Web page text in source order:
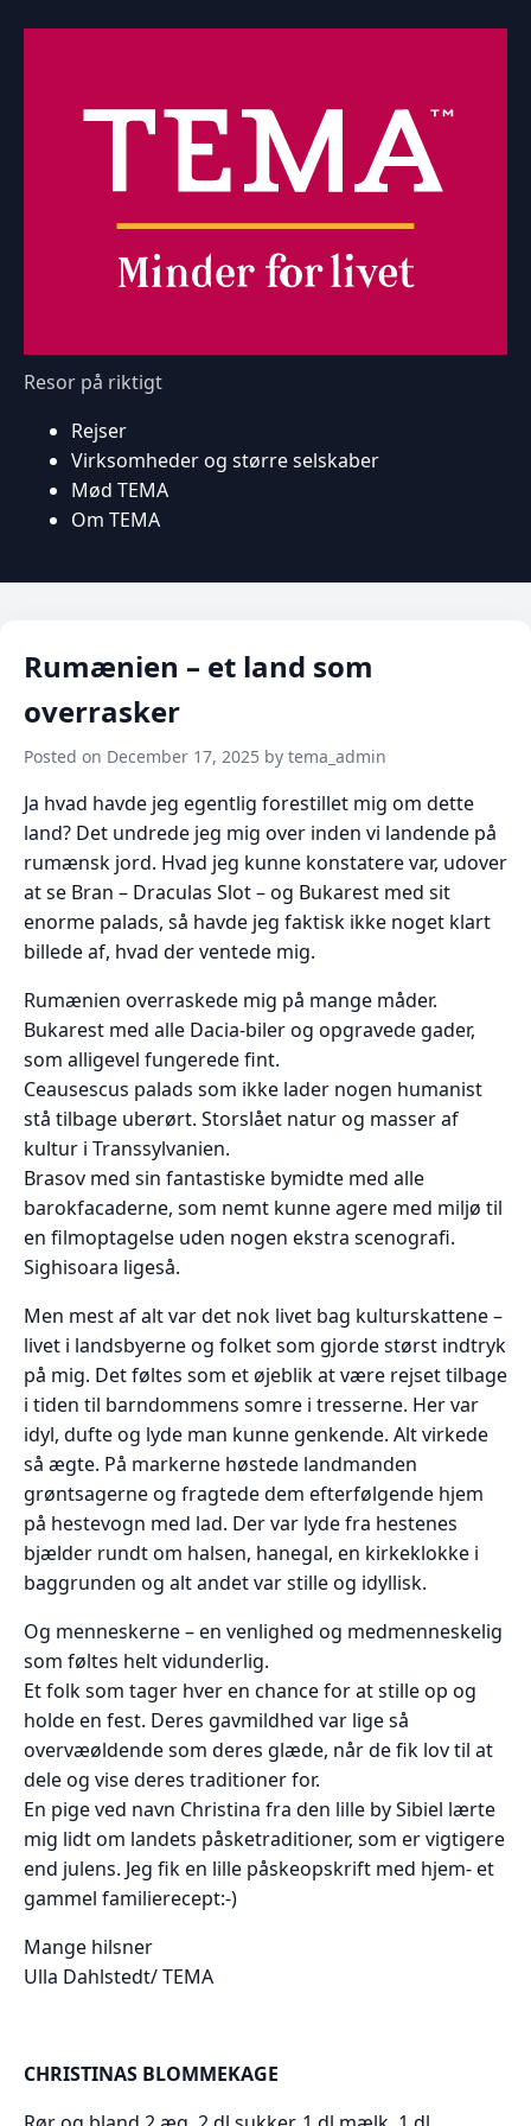
Resor på riktigt
Rejser
Virksomheder og større selskaber
Mød TEMA
Om TEMA
Rumænien – et land som
overrasker
Posted on December 17, 2025 by tema_admin
Ja hvad havde jeg egentlig forestillet mig om dette
land? Det undrede jeg mig over inden vi landende på
rumænsk jord. Hvad jeg kunne konstatere var, udover
at se Bran – Draculas Slot – og Bukarest med sit
enorme palads, så havde jeg faktisk ikke noget klart
billede af, hvad der ventede mig.
Rumænien overraskede mig på mange måder.
Bukarest med alle Dacia-biler og opgravede gader,
som alligevel fungerede fint.
Ceausescus palads som ikke lader nogen humanist
stå tilbage uberørt. Storslået natur og masser af
kultur i Transsylvanien.
Brasov med sin fantastiske bymidte med alle
barokfacaderne, som nemt kunne agere med miljø til
en filmoptagelse uden nogen ekstra scenografi.
Sighisoara ligeså.
Men mest af alt var det nok livet bag kulturskattene –
livet i landsbyerne og folket som gjorde størst indtryk
på mig. Det føltes som et øjeblik at være rejset tilbage
i tiden til barndommens somre i tresserne. Her var
idyl, dufte og lyde man kunne genkende. Alt virkede
så ægte. På markerne høstede landmanden
grøntsagerne og fragtede dem efterfølgende hjem
på hestevogn med lad. Der var lyde fra hestenes
bjælder rundt om halsen, hanegal, en kirkeklokke i
baggrunden og alt andet var stille og idyllisk.
Og menneskerne – en venlighed og medmenneskelig
som føltes helt vidunderlig.
Et folk som tager hver en chance for at stille op og
holde en fest. Deres gavmildhed var lige så
overvæøldende som deres glæde, når de fik lov til at
dele og vise deres traditioner for.
En pige ved navn Christina fra den lille by Sibiel lærte
mig lidt om landets påsketraditioner, som er vigtigere
end julens. Jeg fik en lille påskeopskrift med hjem- et
gammel familierecept:-)
Mange hilsner
Ulla Dahlstedt/ TEMA
CHRISTINAS BLOMMEKAGE